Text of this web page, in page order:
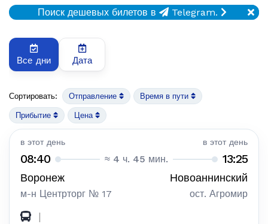
Поиск дешевых билетов в Telegram.
Все дни Дата
Сортировать: Отправление Время в пути
Прибытие Цена
в этот день в этот день
08:40 ≈ 4 ч. 45 мин. 13:25
Воронеж Новоаннинский
м-н Центрторг № 17 ост. Агромир
|